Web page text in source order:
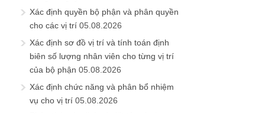
Xác định quyền bộ phận và phân quyền
cho các vị trí 05.08.2026
Xác định sơ đồ vị trí và tính toán định
biên số lượng nhân viên cho từng vị trí
của bộ phận 05.08.2026
Xác định chức năng và phân bổ nhiệm
vụ cho vị trí 05.08.2026